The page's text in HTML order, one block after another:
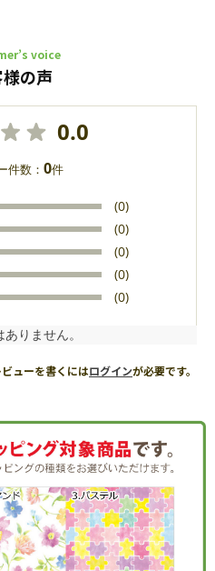
voice
の声
0.0
件数： 0件
(0)
(0)
(0)
(0)
(0)
りません。
ューを書くにはログインが必要です。